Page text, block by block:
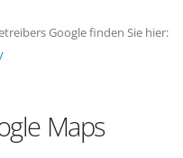
Google finden Sie hier:
Maps